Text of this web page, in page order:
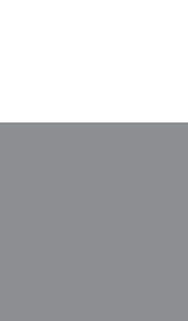
ventana))